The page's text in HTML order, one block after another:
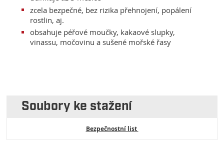
zcela bezpečné, bez rizika přehnojení, popálení
rostlin, aj.
obsahuje péřové moučky, kakaové slupky,
vinassu, močovinu a sušené mořské řasy
Soubory ke stažení
Bezpečnostní list